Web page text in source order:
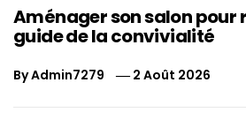
Aménager son salon pour
guide de la convivialité
ByAdmin7279 2 Août 2026